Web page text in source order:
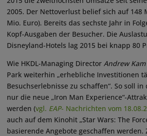
2005. Der Nettoverlust belief sich auf 148
Mio. Euro). Bereits das sechste Jahr in
Kopf-Ausgaben der Besucher. Die
Disneyland-Hotels lag 2015 bei knapp 80
Wie HKDL-Managing Director Andrew Kam
Park weiterhin „erhebliche Investitionen
Besuchserlebnisse zu schaffen“. So soll
nur die neue „Iron Man Experience“-
werden (vgl. EAP- Nachrichten vom
auch auf dem Kinohit „Star Wars: The
basierende Angebote geschaffen